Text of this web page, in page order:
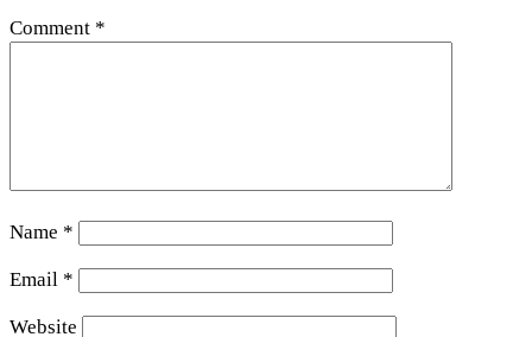
Comment *
Name *
Email *
Website